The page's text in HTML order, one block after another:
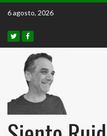
Skip
6 agosto, 2026